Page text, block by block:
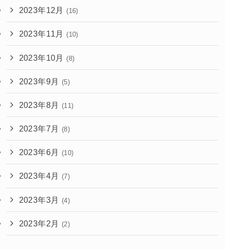
2023年12月 (16)
2023年11月 (10)
2023年10月 (8)
2023年9月 (5)
2023年8月 (11)
2023年7月 (8)
2023年6月 (10)
2023年4月 (7)
2023年3月 (4)
2023年2月 (2)